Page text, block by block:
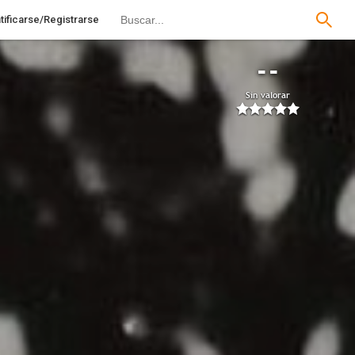
Registrarse
--
Sin valorar